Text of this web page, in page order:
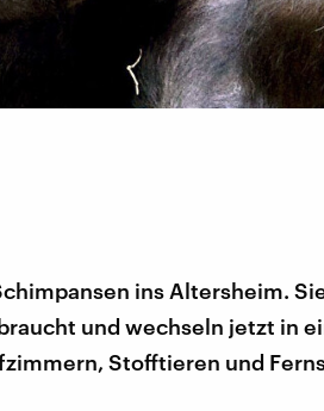
ins Altersheim.
und wechseln jetzt in
Stofftieren und